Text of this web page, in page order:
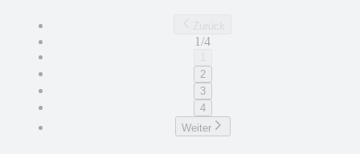
1/4
2
3
4
Weiter